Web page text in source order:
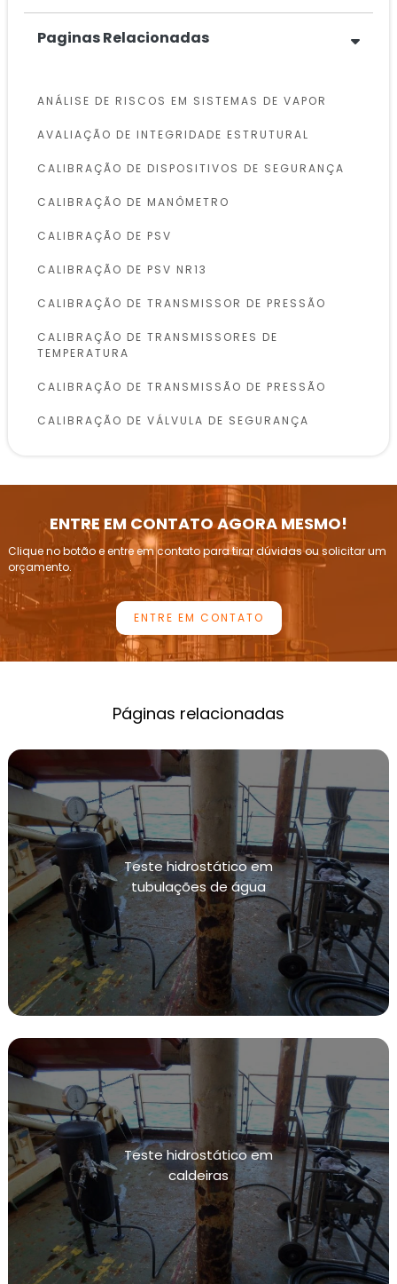
Paginas Relacionadas
ANÁLISE DE RISCOS EM SISTEMAS DE VAPOR
AVALIAÇÃO DE INTEGRIDADE ESTRUTURAL
CALIBRAÇÃO DE DISPOSITIVOS DE SEGURANÇA
CALIBRAÇÃO DE MANÔMETRO
CALIBRAÇÃO DE PSV
CALIBRAÇÃO DE PSV NR13
CALIBRAÇÃO DE TRANSMISSOR DE PRESSÃO
CALIBRAÇÃO DE TRANSMISSORES DE
TEMPERATURA
CALIBRAÇÃO DE TRANSMISSÃO DE PRESSÃO
CALIBRAÇÃO DE VÁLVULA DE SEGURANÇA
INSPEÇÃO DE VASOS DE PRESSÃO
INSPEÇÃO E CALIBRAÇÃO DE VÁLVULAS DE
ALÍVIO DE PRESSÃO
INSPEÇÃO PERIÓDICA DE CALDEIRAS
INSTRUMENTAÇÃO DE PRESSÃO E CALIBRAÇÃO
LABORATÓRIOS DE CALIBRAÇÃO DE
EMPRESAS DE CALIBRAÇÃO DE MANÔMETROS
TRANSMISSORES DE PRESSÃO
LABORATÓRIOS DE CALIBRAÇÃO DE
TRANSMISSORES DE TEMPERATURA
MANUTENÇÃO DE TUBULAÇÕES INDUSTRIAIS
MANUTENÇÃO E CALIBRAÇÃO DE INSTRUMENTOS
DE MEDIÇÃO DE PRESSÃO
MANUTENÇÃO E CALIBRAÇÃO DE INSTRUMENTOS
DE MEDIÇÃO DE TEMPERATURA
MANUTENÇÃO PREVENTIVA EM INSTALAÇÕES
CONFORME NR13
SISTEMAS DE CONTENÇÃO DE VAZAMENTOS
TESTE HIDROSTÁTICO
INSPEÇÃO NR13
NR13 VASOS DE PRESSÃO
INSPEÇÃO VASOS DE PRESSÃO NR13
CALIBRAÇÃO DE VÁLVULAS
CALIBRAÇÃO DE VÁLVULAS DE ALIVIO
CALIBRAÇÃO DE INSTRUMENTOS DE MEDIÇÃO
ENTRE EM CONTATO AGORA MESMO!
Clique no botão e entre em contato para tirar dúvidas ou solicitar um
orçamento.
ENTRE EM CONTATO
Páginas relacionadas
Teste hidrostático em
tubulações de água
Teste hidrostático em
caldeiras